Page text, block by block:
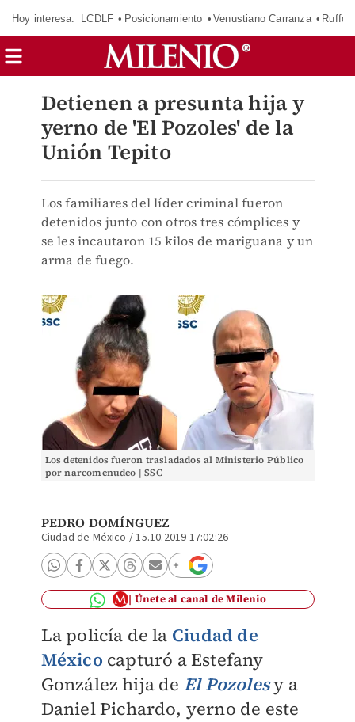
Hoy interesa: LCDLF Posicionamiento Venustiano Carranza Ruffo
Detienen a presunta hija y
yerno de 'El Pozoles' de la
Unión Tepito
Los familiares del líder criminal fueron
detenidos junto con otros tres cómplices y
se les incautaron 15 kilos de mariguana y un
arma de fuego.
Los detenidos fueron trasladados al Ministerio Público
por narcomenudeo | SSC
PEDRO DOMÍNGUEZ
Ciudad de México /15.10.2019 17:02:26
Únete al canal de Milenio
La policía de la Ciudad de
México capturó a Estefany
González hija de El Pozolesy a
Daniel Pichardo, yerno de este